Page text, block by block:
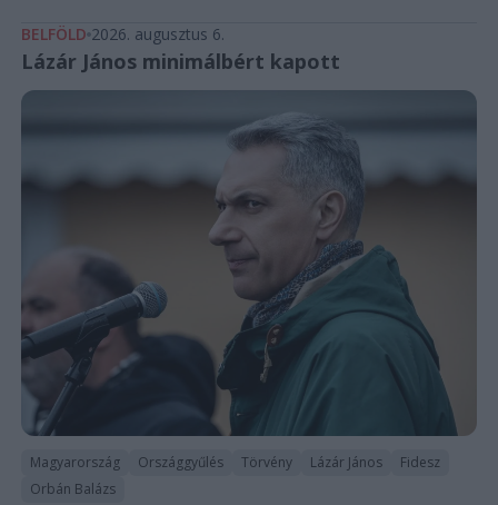
BELFÖLD 2026. augusztus 6.
Lázár János minimálbért kapott
Magyarország Országgyűlés Törvény Lázár János
Fidesz
Orbán Balázs